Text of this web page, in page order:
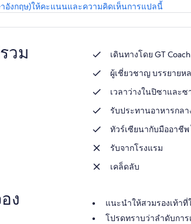
อังกฤษ)ให้คะแนนและความคิดเห็นการแปลนี้เปิด
ใน
แท็บ
วม
เดินทางโดย GT
ผู้เชี่ยวชาญ บรรยายห
เวลาว่างในปิซาและ
รับประทานอาหารกล
ทัวร์เซียนากับมืออาชีพ
รับจากโรงแรม
เคล็ดลับ
ง
แนะนำให้สวมรองเท้าที่
โปรดทราบว่าลำดับกา